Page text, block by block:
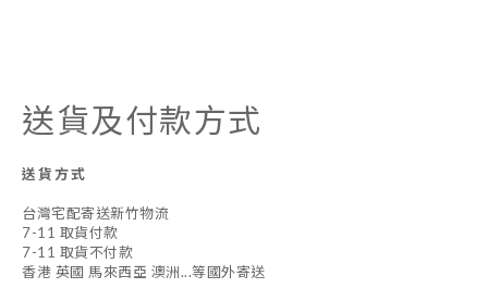
送貨及付款方式
送貨方式
台灣宅配寄送新竹物流
7-11 取貨付款
7-11 取貨不付款
香港 英國 馬來西亞 澳洲...等國外寄送